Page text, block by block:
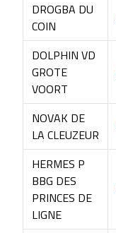
DROGBA DU
COIN
DOLPHIN VD
GROTE
VOORT
NOVAK DE
LA CLEUZEUR
HERMES P
BBG DES
PRINCES DE
LIGNE